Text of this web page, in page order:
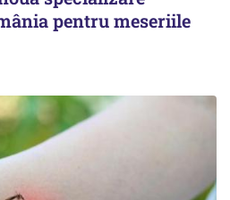
pentru meseriile